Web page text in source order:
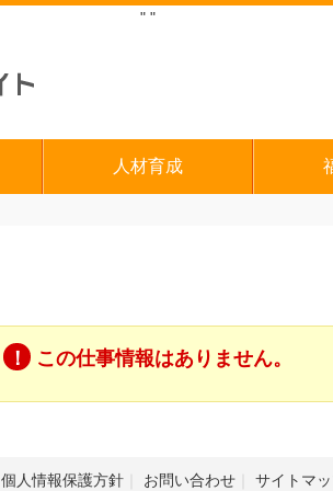
" "
人材育成
この仕事情報はありません。
個人情報保護方針 お問い合わせ サイトマ